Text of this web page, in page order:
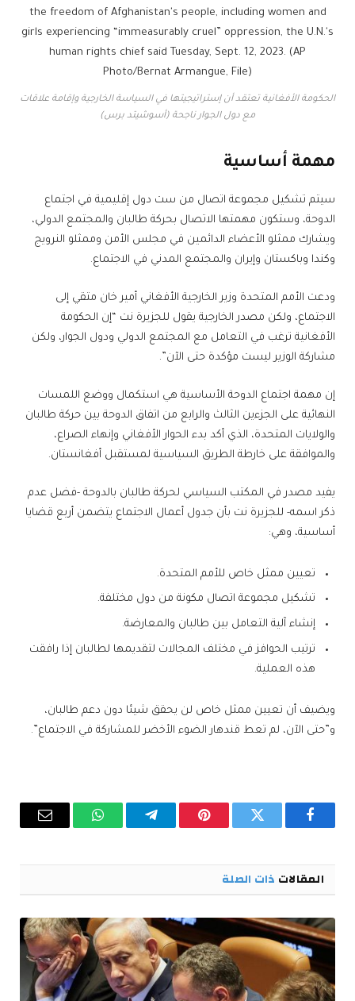
الحكومة الأفغانية تعتقد أن إستراتيجيتها في السياسة الخارجية وإقامة علاقات
مع دول الجوار ناجحة (أسوشيتد برس)
مهمة أساسية
سيتم تشكيل مجموعة اتصال من ست دول إقليمية في اجتماع
الدوحة، وستكون مهمتها الاتصال بحركة طالبان والمجتمع الدولي،
ويشارك ممثلو الأعضاء الدائمين في مجلس الأمن وممثلو النرويج
وكندا وباكستان وإيران والمجتمع المدني في الاجتماع.
ودعت الأمم المتحدة وزير الخارجية الأفغاني أمير خان متقي إلى
الاجتماع، ولكن مصدر الخارجية يقول للجزيرة نت “إن الحكومة
الأفغانية ترغب في التعامل مع المجتمع الدولي ودول الجوار، ولكن
مشاركة الوزير ليست مؤكدة حتى الآن”.
إن مهمة اجتماع الدوحة الأساسية هي استكمال ووضع اللمسات
النهائية على الجزءين الثالث والرابع من اتفاق الدوحة بين حركة طالبان
والولايات المتحدة، الذي أكد بدء الحوار الأفغاني وإنهاء الصراع،
والموافقة على خارطة الطريق السياسية لمستقبل أفغانستان.
يفيد مصدر في المكتب السياسي لحركة طالبان بالدوحة -فضل عدم
ذكر اسمه- للجزيرة نت بأن جدول أعمال الاجتماع يتضمن أربع قضايا
أساسية، وهي:
تعيين ممثل خاص للأمم المتحدة.
تشكيل مجموعة اتصال مكونة من دول مختلفة.
إنشاء آلية التعامل بين طالبان والمعارضة.
ترتيب الحوافز في مختلف المجالات لتقديمها لطالبان إذا رافقت
هذه العملية.
ويضيف أن تعيين ممثل خاص لن يحقق شيئا دون دعم طالبان،
و”حتى الآن، لم تعط قندهار الضوء الأخضر للمشاركة في الاجتماع”.
فيسبوك تويتر بينتيريستتيلقرام واتساب البريد
المقالات ذات الصلة